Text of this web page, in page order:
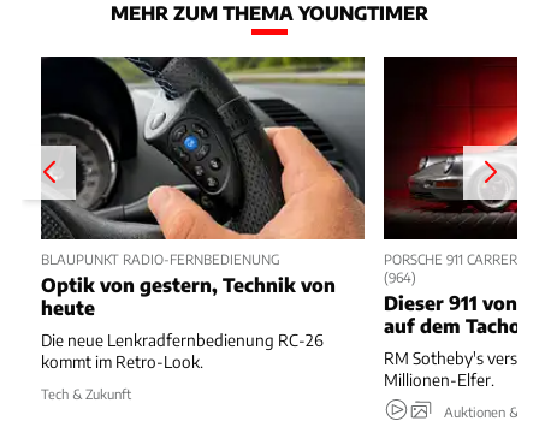
MEHR ZUM THEMA YOUNGTIMER
BLAUPUNKT RADIO-FERNBEDIENUNG
Optik von gestern, Technik von
heute
Die neue Lenkradfernbedienung RC-26
kommt im Retro-Look.
Tech & Zukunft
PORSCHE 911 CARRERA
964)
Dieser 911 von
auf dem Tacho
RM Sotheby's
Millionen-Elfer.
Auktionen &